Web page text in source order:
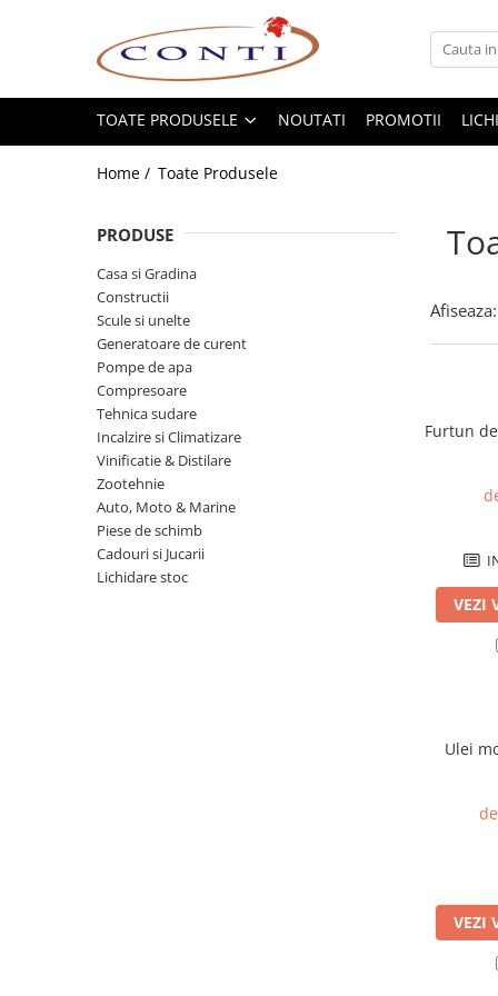
Toate Produsele
Casa si Gradina
Utilaje pentru gradina si accesorii
Atomizoare si Pulverizatoare
Drujbe si fierastraie cu lant
Fierastraie pentru busteni
Foarfeci de gradina
Masini de tuns iarba si accesorii
Motocoase si accesorii
Motocositori
Motosape si Motocultoare
Motoburghie
Masini de batut stalpi
Sisteme combinate &
multifunctionale
Tocatoare de crengi si resturi
TOATE PRODUSELE NOUTATI PROMOTII
Home / Toate Produsele
PRODUSE
Casa si Gradina
Constructii
Scule si unelte
Generatoare de curent
Pompe de apa
Compresoare
Tehnica sudare
Incalzire si Climatizare
Vinificatie & Distilare
Zootehnie
Auto, Moto & Marine
Piese de schimb
Cadouri si Jucarii
Lichidare stoc
Afiseaza:
Furtun
VEZI
Ulei
VEZI